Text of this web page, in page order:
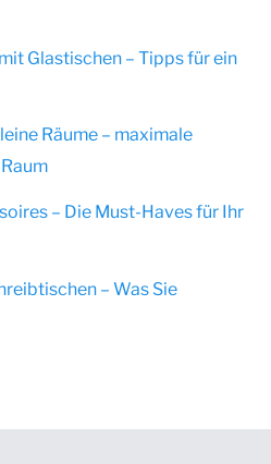
Glastischen – Tipps für ein
Räume – maximale
– Die Must-Haves für Ihr
– Was Sie